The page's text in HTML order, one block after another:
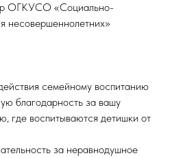
ОГКУСО «Социально-
несовершеннолетних»
семейному воспитанию
благодарность за вашу
где воспитываются детишки от
за неравнодушное